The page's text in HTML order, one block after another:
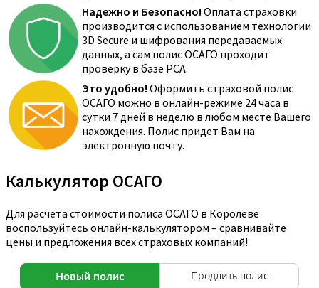
Надежно и Безопасно! Оплата страховки
производится с использованием технологии
3D Secure и шифрования передаваемых
данных, а сам полис ОСАГО проходит
проверку в базе РСА.
Это удобно! Оформить страховой полис
ОСАГО можно в онлайн-режиме 24 часа в
сутки 7 дней в неделю в любом месте Вашего
нахождения. Полис придет Вам на
электронную почту.
Калькулятор ОСАГО
Для расчета стоимости полиса ОСАГО в Королёве
воспользуйтесь онлайн-калькулятором – сравнивайте
цены и предложения всех страховых компаний!